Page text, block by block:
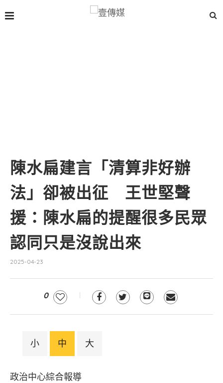
陳水扁建言「清算非好辦
法」卻被出征 王世堅聲
援：陳水扁的提醒很多民眾
認同只是沒說出來
2025-04-23
0
小 中 大
政治中心綜合報導